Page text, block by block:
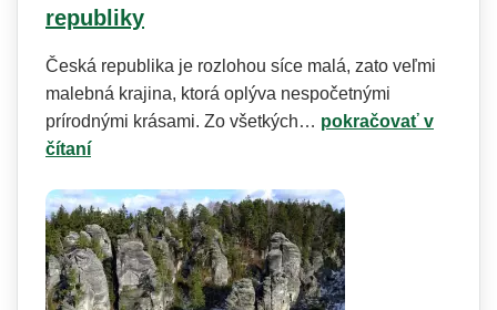
republiky
Česká republika je rozlohou síce malá, zato veľmi
malebná krajina, ktorá oplýva nespočetnými
prírodnými krásami. Zo všetkých… pokračovať v
čítaní